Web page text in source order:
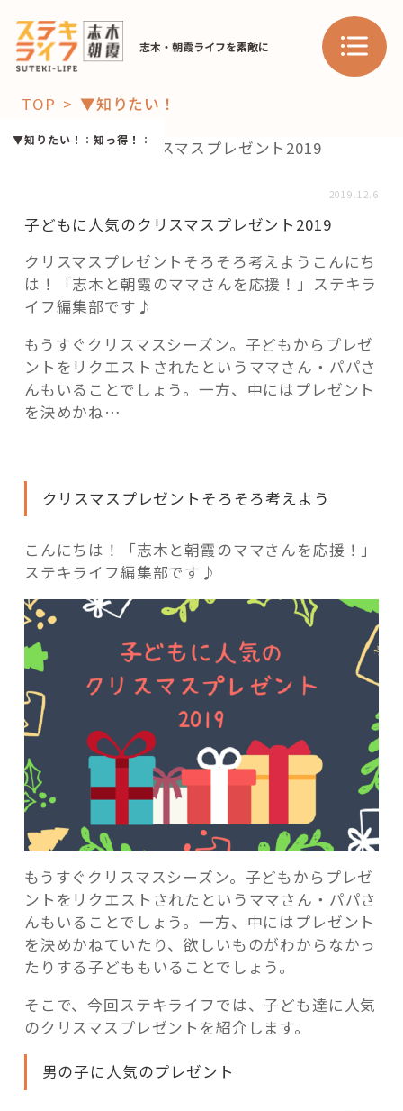
志木・朝霞ライフを素敵に
「コト」
おすすめ
スポット 学び・教育
「場」
HAREL HAREL
「ひと」
協賛・協力店
コーディネーター紹介
これからの暮らし 住み替え相談
記事検索
TOP ▼知りたい！
▼知りたい！ ：知っ得！ ：
2019.12.6
子どもに人気のクリスマスプレゼント2019
クリスマスプレゼントそろそろ考えようこんにち
は！「志木と朝霞のママさんを応援！」ステキラ
イフ編集部です♪
もうすぐクリスマスシーズン。子どもからプレゼ
ントをリクエストされたというママさん・パパさ
んもいることでしょう。一方、中にはプレゼント
を決めかね…
クリスマスプレゼントそろそろ考えよう
こんにちは！「志木と朝霞のママさんを応援！」
ステキライフ編集部です♪
もうすぐクリスマスシーズン。子どもからプレゼ
ントをリクエストされたというママさん・パパさ
んもいることでしょう。一方、中にはプレゼント
を決めかねていたり、欲しいものがわからなかっ
たりする子どももいることでしょう。
そこで、今回ステキライフでは、子ども達に人気
のクリスマスプレゼントを紹介します。
男の子に人気のプレゼント